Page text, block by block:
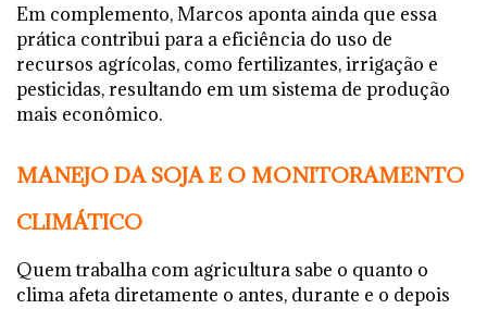
Em complemento, Marcos aponta ainda que essa
prática contribui para a eficiência do uso de
recursos agrícolas, como fertilizantes, irrigação e
pesticidas, resultando em um sistema de produção
mais econômico.
MANEJO DA SOJA E O MONITORAMENTO
CLIMÁTICO
Quem trabalha com agricultura sabe o quanto o
clima afeta diretamente o antes, durante e o depois